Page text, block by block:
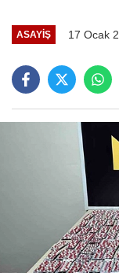
ASAYIŞ 17 Ocak